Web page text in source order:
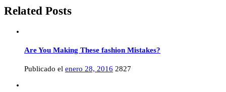
Related Posts
Are You Making These fashion Mistakes?
Publicado el enero 28, 2016 2827